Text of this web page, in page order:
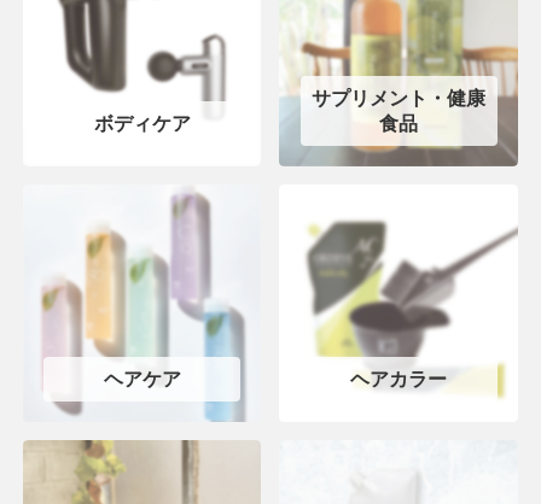
ボディケア
サプリメント・健康
食品
ヘアケア ヘアカラー